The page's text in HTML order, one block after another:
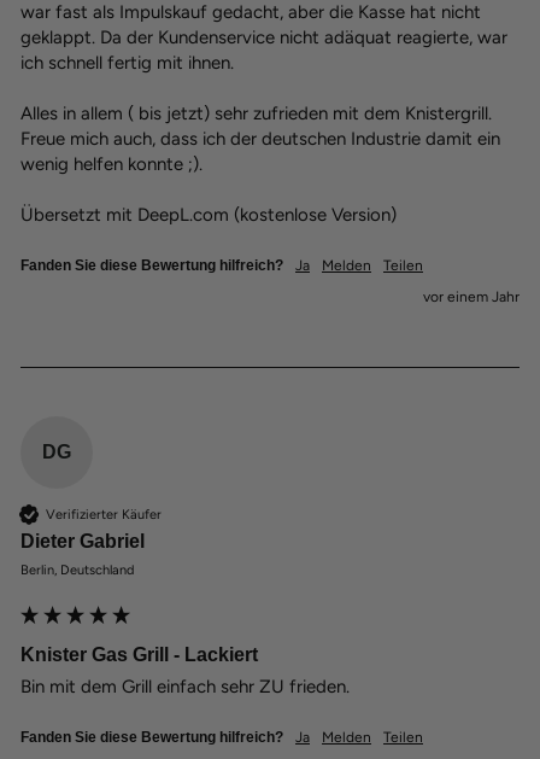
war fast als Impulskauf gedacht, aber die Kasse hat nicht
geklappt. Da der Kundenservice nicht adäquat reagierte, war
ich schnell fertig mit ihnen.
Alles in allem ( bis jetzt) sehr zufrieden mit dem Knistergrill.
Freue mich auch, dass ich der deutschen Industrie damit ein
wenig helfen konnte ;).
Übersetzt mit DeepL.com (kostenlose Version)
Fanden Sie diese Bewertung hilfreich? Ja Melden
Teilen
vor einem Jahr
DG
Verifizierter Käufer
Dieter Gabriel
Berlin, Deutschland
Knister Gas Grill - Lackiert
Bin mit dem Grill einfach sehr ZU frieden.
Fanden Sie diese Bewertung hilfreich? Ja Melden
Teilen